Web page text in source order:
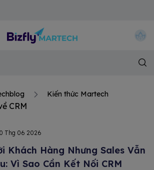
Kiến thức Martech
CRM
Thg 06 2026
Khách Hàng Nhưng Sales Vẫn
Vì Sao Cần Kết Nối CRM